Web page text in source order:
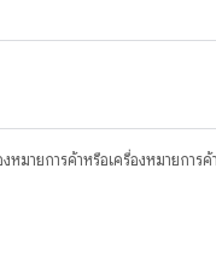
หมายการค้าหรือเครื่องหมายการ